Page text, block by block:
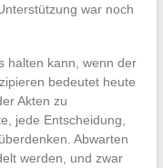
war noch
halten kann, wenn der
bedeutet heute
Akten zu
jede Entscheidung,
Abwarten
werden, und zwar